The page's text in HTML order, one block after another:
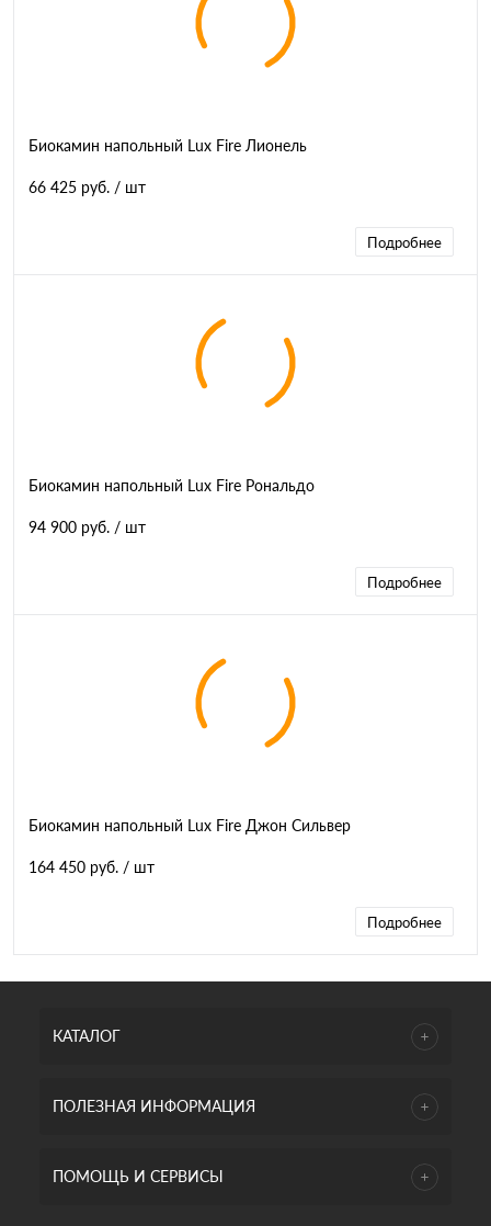
Биокамин напольный Lux Fire Лионель
66 425 руб. / шт
Подробнее
Биокамин напольный Lux Fire Рональдо
94 900 руб. / шт
Подробнее
Биокамин напольный Lux Fire Джон Сильвер
164 450 руб. / шт
Подробнее
КАТАЛОГ
ПОЛЕЗНАЯ ИНФОРМАЦИЯ
ПОМОЩЬ И СЕРВИСЫ